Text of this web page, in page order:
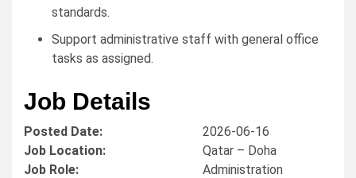
standards.
Support administrative staff with general office
tasks as assigned.
Job Details
Posted Date:
2026-06-16
Job Location:
Qatar – Doha
Job Role:
Administration